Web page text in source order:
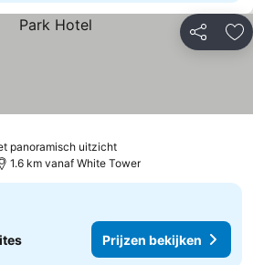
Delen
panoramisch uitzicht
1.6 km vanaf White Tower
Prijzen bekijken